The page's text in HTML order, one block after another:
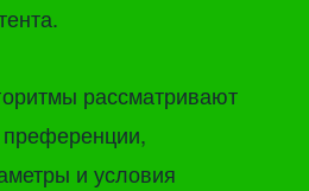
рассматривают
и условия